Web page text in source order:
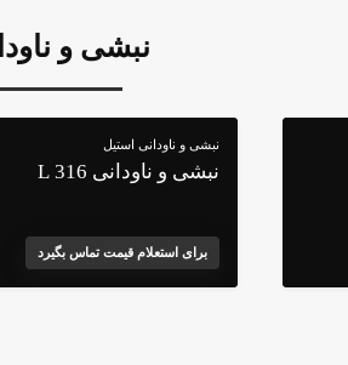
نبشی و
نبشی و ناودانی استیل
نبشی و ناودانی 316 L
برای استعلام قیمت تماس بگیرد